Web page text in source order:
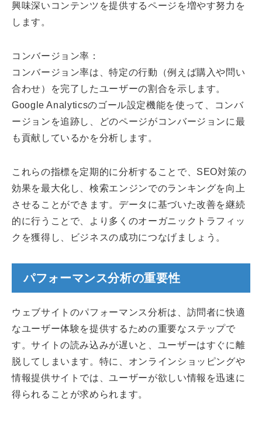
興味深いコンテンツを提供するページを増やす努力を
します。
コンバージョン率：
コンバージョン率は、特定の行動（例えば購入や問い
合わせ）を完了したユーザーの割合を示します。
Google Analyticsのゴール設定機能を使って、コンバ
ージョンを追跡し、どのページがコンバージョンに最
も貢献しているかを分析します。
これらの指標を定期的に分析することで、SEO対策の
効果を最大化し、検索エンジンでのランキングを向上
させることができます。データに基づいた改善を継続
的に行うことで、より多くのオーガニックトラフィッ
クを獲得し、ビジネスの成功につなげましょう。
パフォーマンス分析の重要性
ウェブサイトのパフォーマンス分析は、訪問者に快適
なユーザー体験を提供するための重要なステップで
す。サイトの読み込みが遅いと、ユーザーはすぐに離
脱してしまいます。特に、オンラインショッピングや
情報提供サイトでは、ユーザーが欲しい情報を迅速に
得られることが求められます。